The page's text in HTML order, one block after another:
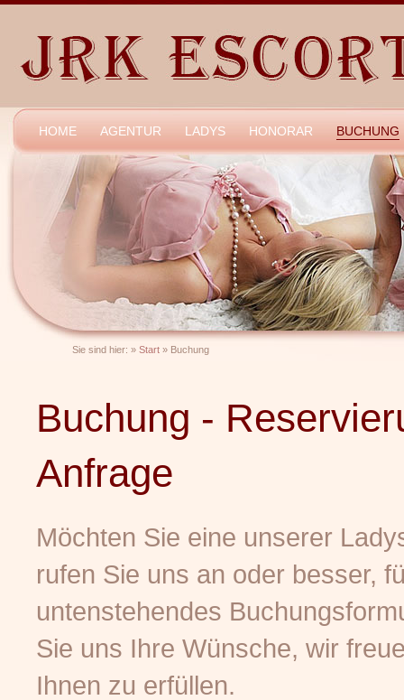
HOME AGENTUR LADYS HONORAR BUCHUNG
Sie sind hier: » Start » Buchung
Buchung -
Anfrage
Möchten Sie eine unserer
rufen Sie uns an oder besser,
untenstehendes
Sie uns Ihre Wünsche, wir
Ihnen zu erfüllen.